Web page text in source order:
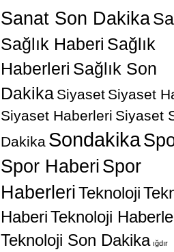
Sanat Son Dakika
Sağlık Haberi Sağlık
Haberleri Sağlık Son
Dakika Siyaset Siyaset
Siyaset Haberleri Siyaset
Dakika Sondakika
Spor Haberi Spor
HaberleriTeknoloji
HaberiTeknoloji
Teknoloji Son Dakika ığdır